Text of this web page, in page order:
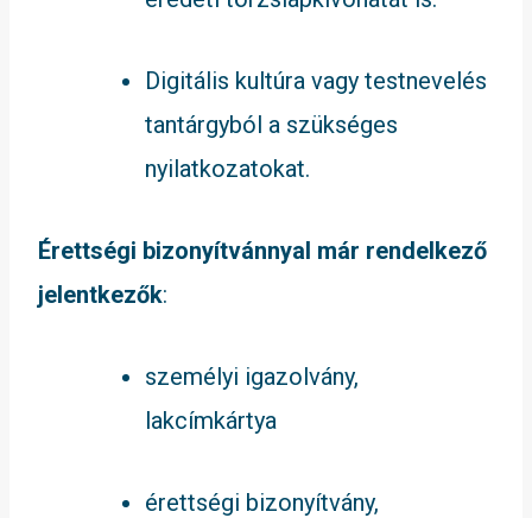
Digitális kultúra vagy testnevelés
tantárgyból a szükséges
nyilatkozatokat.
Érettségi bizonyítvánnyal már rendelkező
jelentkezők:
személyi igazolvány,
lakcímkártya
érettségi bizonyítvány,